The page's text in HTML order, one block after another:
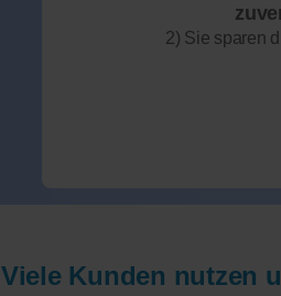
2) Sie sparen
Viele Kunden nutzen